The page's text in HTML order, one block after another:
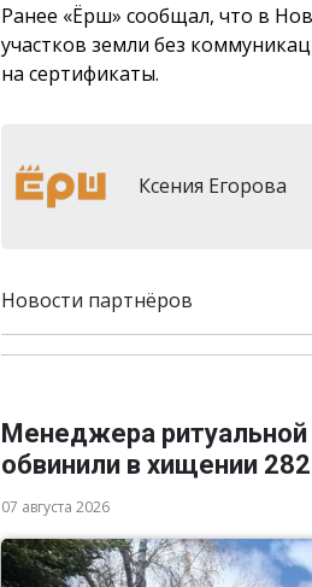
Ранее «Ёрш» сообщал, что в
участков земли без
на сертификаты.
Ксения Егорова
Новости партнёров
Менеджера
обвинили в хищении
07 августа 2026